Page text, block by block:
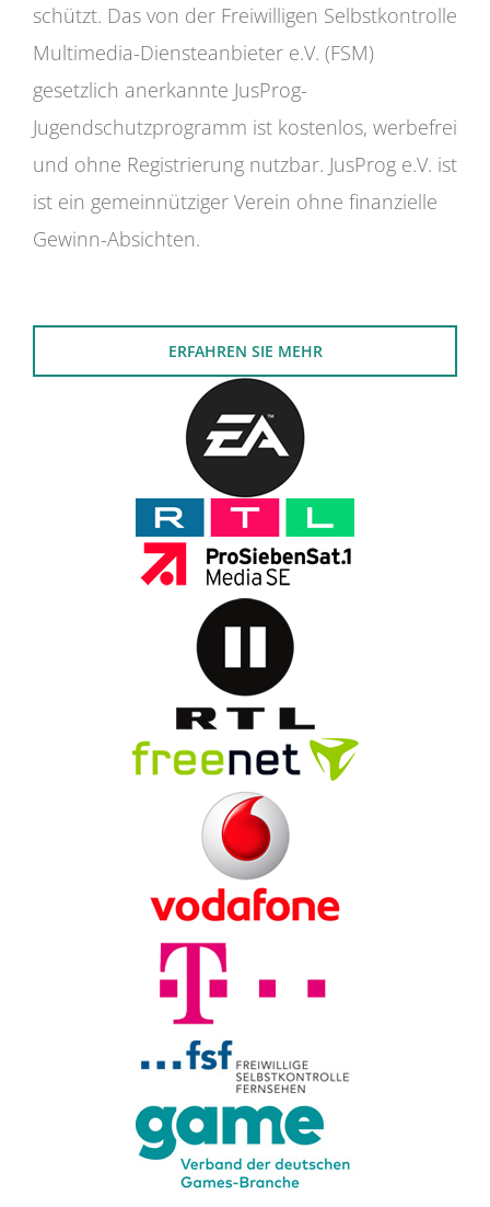
schützt. Das von der Freiwilligen Selbstkontrolle
Multimedia-Diensteanbieter e.V. (FSM)
gesetzlich anerkannte JusProg-
Jugendschutzprogramm ist kostenlos, werbefrei
und ohne Registrierung nutzbar. JusProg e.V. ist
ist ein gemeinnütziger Verein ohne finanzielle
Gewinn-Absichten.
ERFAHREN SIE MEHR